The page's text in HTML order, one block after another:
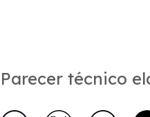
Parecer técnico